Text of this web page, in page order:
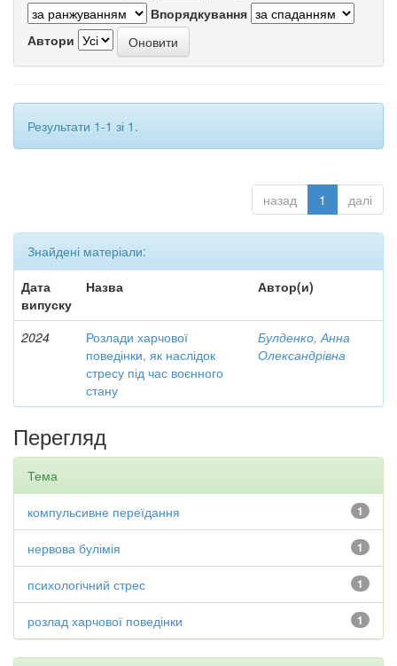
Впорядкування
Автори
Результати 1-1 зі 1.
назад 1 далі
Знайдені матеріали:
Дата
випуску
Назва Автор(и)
2024
Розлади харчової
поведінки, як наслідок
стресу під час воєнного
стану
Булденко, Анна
Олександрівна
Перегляд
Тема
1
компульсивне переїдання
1
нервова булімія
1
психологічний стрес
1
розлад харчової поведінки